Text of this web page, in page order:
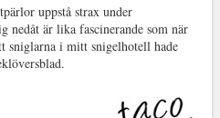
uppstå strax under
nedåt är lika fascinerande som när
sniglarna i mitt snigelhotell hade